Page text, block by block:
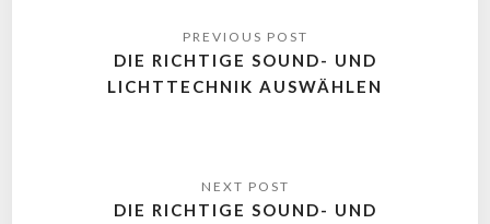
DIE RICHTIGE SOUND- UND
LICHTTECHNIK AUSWÄHLEN
DIE RICHTIGE SOUND- UND